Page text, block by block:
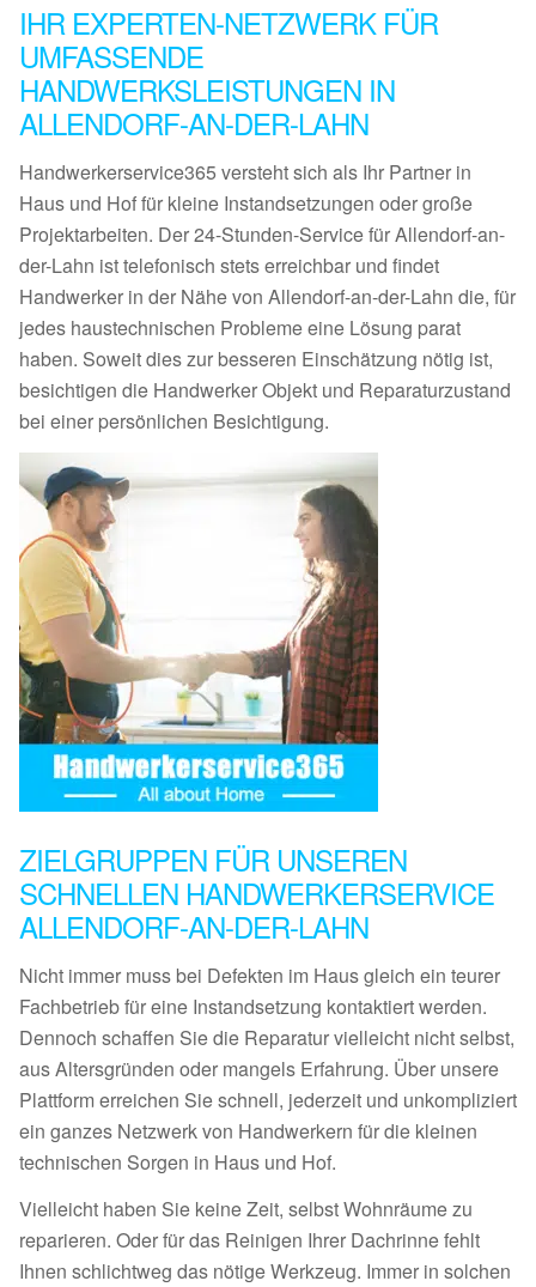
IHR EXPERTEN-NETZWERK FÜR
UMFASSENDE
HANDWERKSLEISTUNGEN IN
ALLENDORF-AN-DER-LAHN
Handwerkerservice365 versteht sich als Ihr Partner in
Haus und Hof für kleine Instandsetzungen oder große
Projektarbeiten. Der 24-Stunden-Service für Allendorf-an-
der-Lahn ist telefonisch stets erreichbar und findet
Handwerker in der Nähe von Allendorf-an-der-Lahn die, für
jedes haustechnischen Probleme eine Lösung parat
haben. Soweit dies zur besseren Einschätzung nötig ist,
besichtigen die Handwerker Objekt und Reparaturzustand
bei einer persönlichen Besichtigung.
ZIELGRUPPEN FÜR UNSEREN
SCHNELLEN HANDWERKERSERVICE
ALLENDORF-AN-DER-LAHN
Nicht immer muss bei Defekten im Haus gleich ein teurer
Fachbetrieb für eine Instandsetzung kontaktiert werden.
Dennoch schaffen Sie die Reparatur vielleicht nicht selbst,
aus Altersgründen oder mangels Erfahrung. Über unsere
Plattform erreichen Sie schnell, jederzeit und unkompliziert
ein ganzes Netzwerk von Handwerkern für die kleinen
technischen Sorgen in Haus und Hof.
Vielleicht haben Sie keine Zeit, selbst Wohnräume zu
reparieren. Oder für das Reinigen Ihrer Dachrinne fehlt
Ihnen schlichtweg das nötige Werkzeug. Immer in solchen